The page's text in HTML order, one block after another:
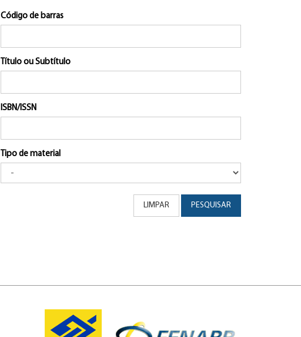
Código de barras
Título ou Subtítulo
ISBN/ISSN
Tipo de material
LIMPAR PESQUISAR